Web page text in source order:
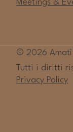
Meetings &
© 2026 Amatì
Tutti i diritti
Privacy Policy